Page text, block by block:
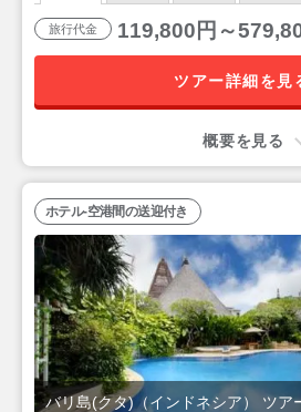
旅行代金 119,800円～
ツアー詳細を見
概要を見る
バリ島(クタ)（インドネシア） ツア
ホテル-空港間の送迎付き